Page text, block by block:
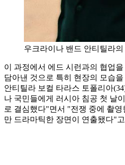
우크라이나 밴드 안티틸라
이 과정에서 에드 시런과의 협업
담아낸 것으로 특히 현장의 모습
안티틸라 보컬 타라스 토폴리아
나 국민들에게 러시아 침공 첫 날
로 결심했다"면서 "전쟁 중에 촬영
만 드라마틱한 장면이 연출됐다"